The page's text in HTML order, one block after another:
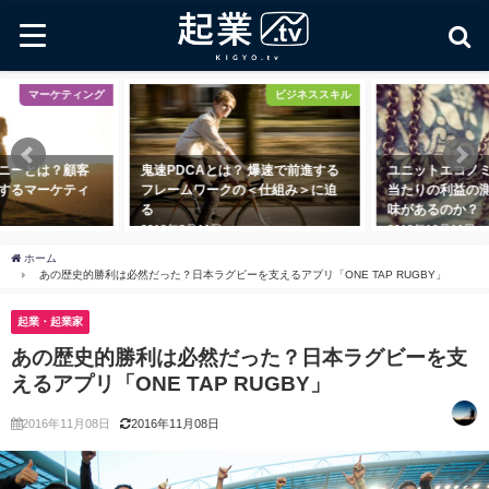
ビジネススキル
PDCAとは？ 爆速で前進する
ームワークの＜仕組み＞に迫
年8月11日
起業・起業家
ユニットエコノミクスとは？ 顧客
当たりの利益の測定に一体何の意
味があるのか？
2018年10月11日
ト
を
ホーム
あの歴史的勝利は必然だった？日本ラグビーを支えるアプリ「ONE TAP RUGBY」
起業・起業家
あの歴史的勝利は必然だった？日本ラグビーを支
えるアプリ「ONE TAP RUGBY」
2016年11月08日 2016年11月08日